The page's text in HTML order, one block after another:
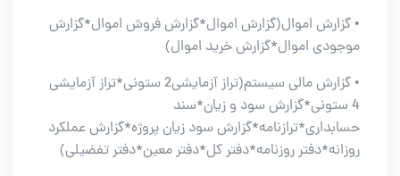
• گزارش اموال(گزارش اموال*گزارش فروش اموال*گزارش
موجودی اموال*گزارش خرید اموال)
• گزارش مالی سیستم(تراز آزمایشی2 ستونی*تراز آزمایشی
4 ستونی*گزارش سود و زیان*سند
حسابداری*ترازنامه*گزارش سود زیان پروژه*گزارش عملکرد
روزانه*دفتر روزنامه*دفتر کل*دفتر معین*دفتر تفضیلی)